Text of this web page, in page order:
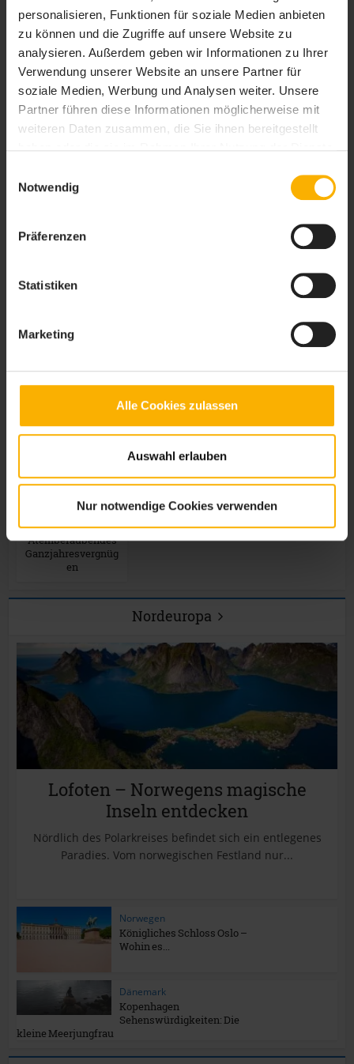
personalisieren, Funktionen für soziale Medien anbieten
zu können und die Zugriffe auf unsere Website zu
analysieren. Außerdem geben wir Informationen zu Ihrer
Verwendung unserer Website an unsere Partner für
soziale Medien, Werbung und Analysen weiter. Unsere
Partner führen diese Informationen möglicherweise mit
weiteren Daten zusammen, die Sie ihnen bereitgestellt
Cookies, wenn Sie unsere Webseite weiterhin nutzen.
Notwendig
Präferenzen
Statistiken
Marketing
Alle Cookies zulassen
Auswahl erlauben
Nur notwendige Cookies verwenden
Fahrspaß im Winter
mit der richtigen
Pflege des E-Bikes
ABBA Museum
Stockholm – Das
Lebenswerk der
Band
Kreuzfahrtschnäpp
Madeira ab Gran
Neu! Skifahren auf
dem Gletscher –
Atemberaubendes
Ganzjahresvergnüg
en
Nordeuropa
Lofoten – Norwegens magische
Inseln entdecken
Nördlich des Polarkreises befindet sich ein entlegenes
Paradies. Vom norwegischen Festland nur...
Norwegen
Königliches Schloss Oslo –
Wohin es...
Dänemark
Kopenhagen
Sehenswürdigkeiten: Die
kleine Meerjungfrau